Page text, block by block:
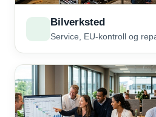
Bilverksted
Service, EU-kontroll og